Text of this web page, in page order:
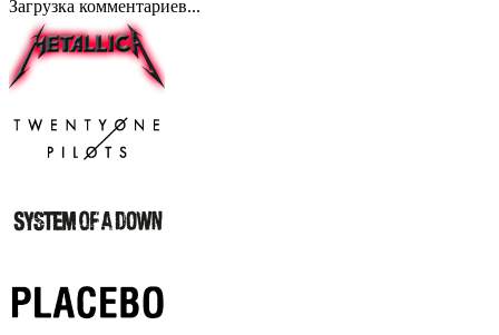
Загрузка комментариев...